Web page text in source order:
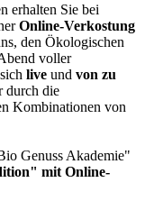
erhalten Sie bei
Online-Verkostung
den Ökologischen
voller
live und von zu
durch die
Kombinationen von
Genuss Akademie"
mit Online-